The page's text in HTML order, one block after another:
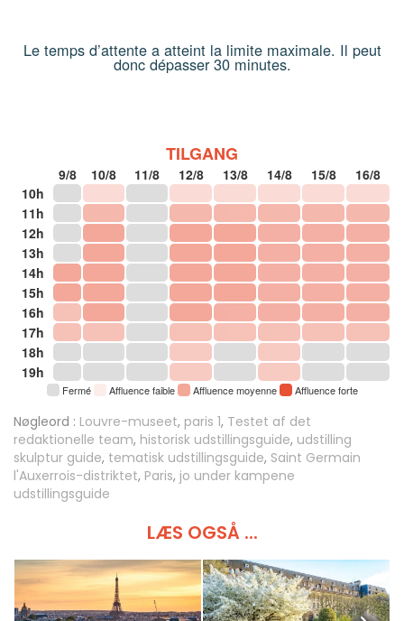
Le temps d’attente a atteint la limite maximale. Il peut
donc dépasser 30 minutes.
TILGANG
9/8 10/8 11/8 12/8 13/8 14/8 15/8
16/8
10h
11h
12h
13h
14h
15h
16h
17h
18h
19h
Fermé Affluence faible Affluence moyenne Affluence forte
Nøgleord : Louvre-museet, paris 1, Testet af det
redaktionelle team, historisk udstillingsguide, udstilling
skulptur guide, tematisk udstillingsguide, Saint Germain
l'Auxerrois-distriktet, Paris, jo under kampene
udstillingsguide
LÆS OGSÅ ...